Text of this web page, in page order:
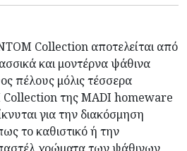
Collection αποτελείται από
και μοντέρνα ψάθινα
πέλους μόλις τέσσερα
Collection της MADI homeware
για την διακόσμηση
το καθιστικό ή την